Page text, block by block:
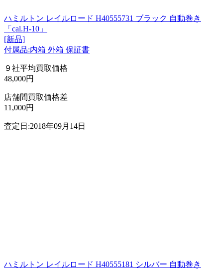
ハミルトン レイルロード H40555731 ブラック 自動巻き
「cal.H-10」
[新品]
付属品:内箱 外箱 保証書
９社平均買取価格
48,000円
店舗間買取価格差
11,000円
査定日:2018年09月14日
ハミルトン レイルロード H40555181 シルバー 自動巻き